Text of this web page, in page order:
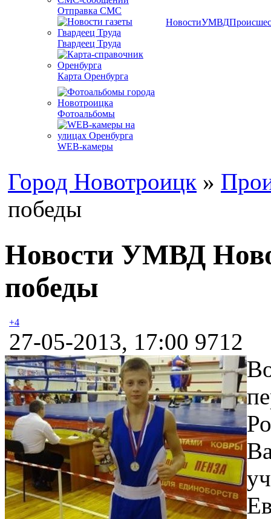
Отправка СМС
Гвардеец Труда
Карта Оренбурга
Фотоальбомы
WEB-камеры
НовостиУМВД
Город Новотроицк »
победы
Новости УМВД
победы
+4
27-05-2013, 17:00 9712